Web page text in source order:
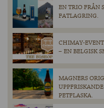
EN TRIO FRÅN
FATLAGRING.
CHIMAY-
– EN BELGISK
MAGNERS
PETFLASKA.